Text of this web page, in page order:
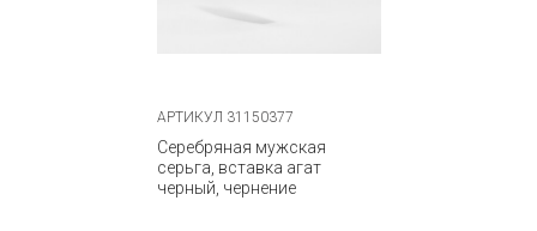
АРТИКУЛ 31150377
Серебряная мужская
серьга, вставка агат
черный, чернение